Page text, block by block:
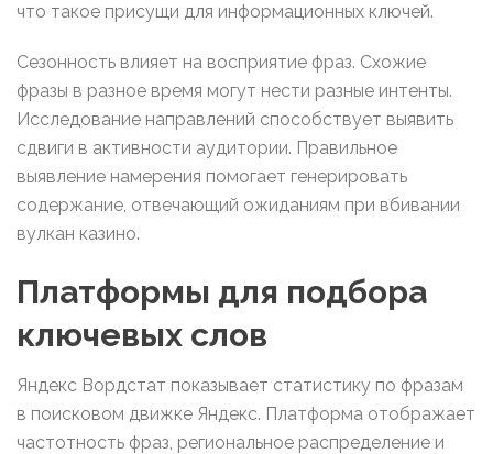
что такое присущи для информационных ключей.
Сезонность влияет на восприятие фраз. Схожие
фразы в разное время могут нести разные интенты.
Исследование направлений способствует выявить
сдвиги в активности аудитории. Правильное
выявление намерения помогает генерировать
содержание, отвечающий ожиданиям при вбивании
вулкан казино.
Платформы для подбора
ключевых слов
Яндекс Вордстат показывает статистику по фразам
в поисковом движке Яндекс. Платформа отображает
частотность фраз, региональное распределение и